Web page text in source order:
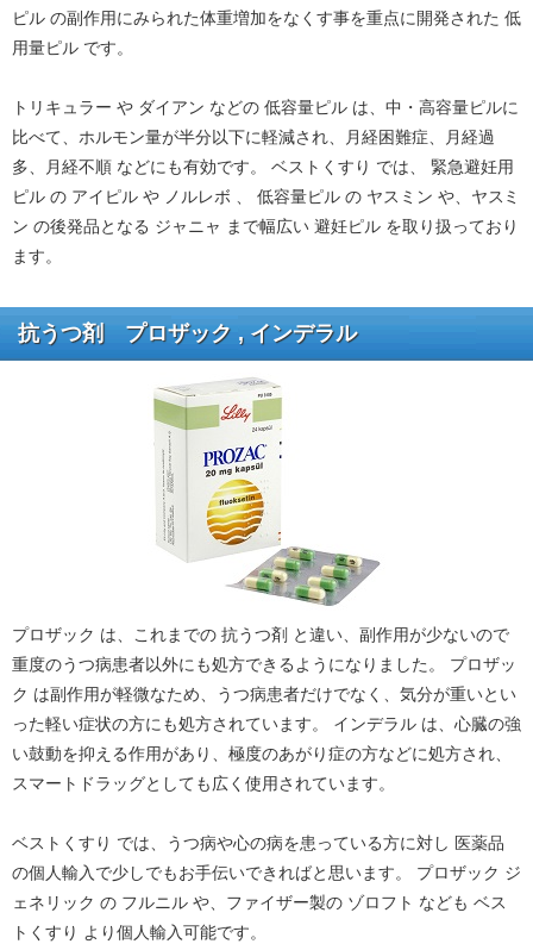
ピル の副作用にみられた体重増加をなくす事を重点に開発された 低
用量ピル です。
トリキュラー や ダイアン などの 低容量ピル は、中・高容量ピルに
比べて、ホルモン量が半分以下に軽減され、月経困難症、月経過
多、月経不順 などにも有効です。 ベストくすり では、 緊急避妊用
ピル の アイピル や ノルレボ 、 低容量ピル の ヤスミン や、ヤスミ
ン の後発品となる ジャニャ まで幅広い 避妊ピル を取り扱っており
ます。
抗うつ剤 プロザック , インデラル
プロザック は、これまでの 抗うつ剤 と違い、副作用が少ないので
重度のうつ病患者以外にも処方できるようになりました。 プロザッ
ク は副作用が軽微なため、うつ病患者だけでなく、気分が重いとい
った軽い症状の方にも処方されています。 インデラル は、心臓の強
い鼓動を抑える作用があり、極度のあがり症の方などに処方され、
スマートドラッグとしても広く使用されています。
ベストくすり では、うつ病や心の病を患っている方に対し 医薬品
の個人輸入で少しでもお手伝いできればと思います。 プロザック ジ
ェネリック の フルニル や、ファイザー製の ゾロフト なども ベス
トくすり より個人輸入可能です。